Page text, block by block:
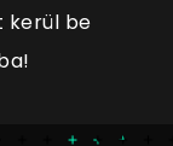
kerül be